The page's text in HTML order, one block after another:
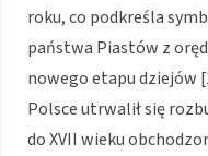
roku, co podkreśla
państwa Piastów z
nowego etapu dziejów
Polsce utrwalił się
do XVII wieku